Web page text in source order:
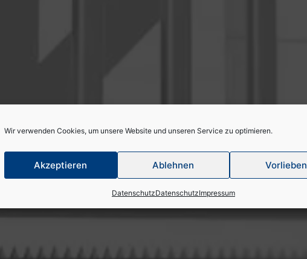
Wir verwenden Cookies, um unsere Website und unseren Service zu optimieren.
Akzeptieren Ablehnen Vorlieben
DatenschutzDatenschutzImpressum